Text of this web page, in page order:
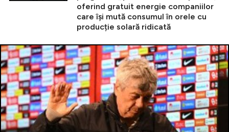
oferind gratuit energie companiilor
care își mută consumul în orele cu
producție solară ridicată